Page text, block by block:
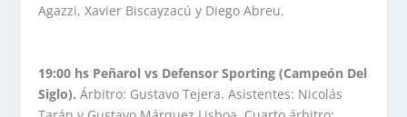
Agazzi, Xavier Biscayzacú y Diego Abreu.
19:00 hs Peñarol vs Defensor Sporting (Campeón Del
Siglo).Árbitro: Gustavo Tejera. Asistentes: Nicolás